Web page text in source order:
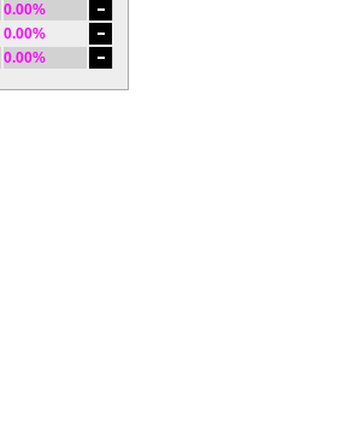
0.00%
0.00%
0.00%